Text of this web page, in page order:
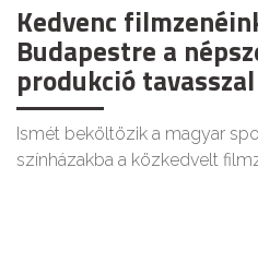
Kedvenc
Budapestre a
produkció tavasszal
Ismét beköltözik a magyar
színházakba a közkedvelt